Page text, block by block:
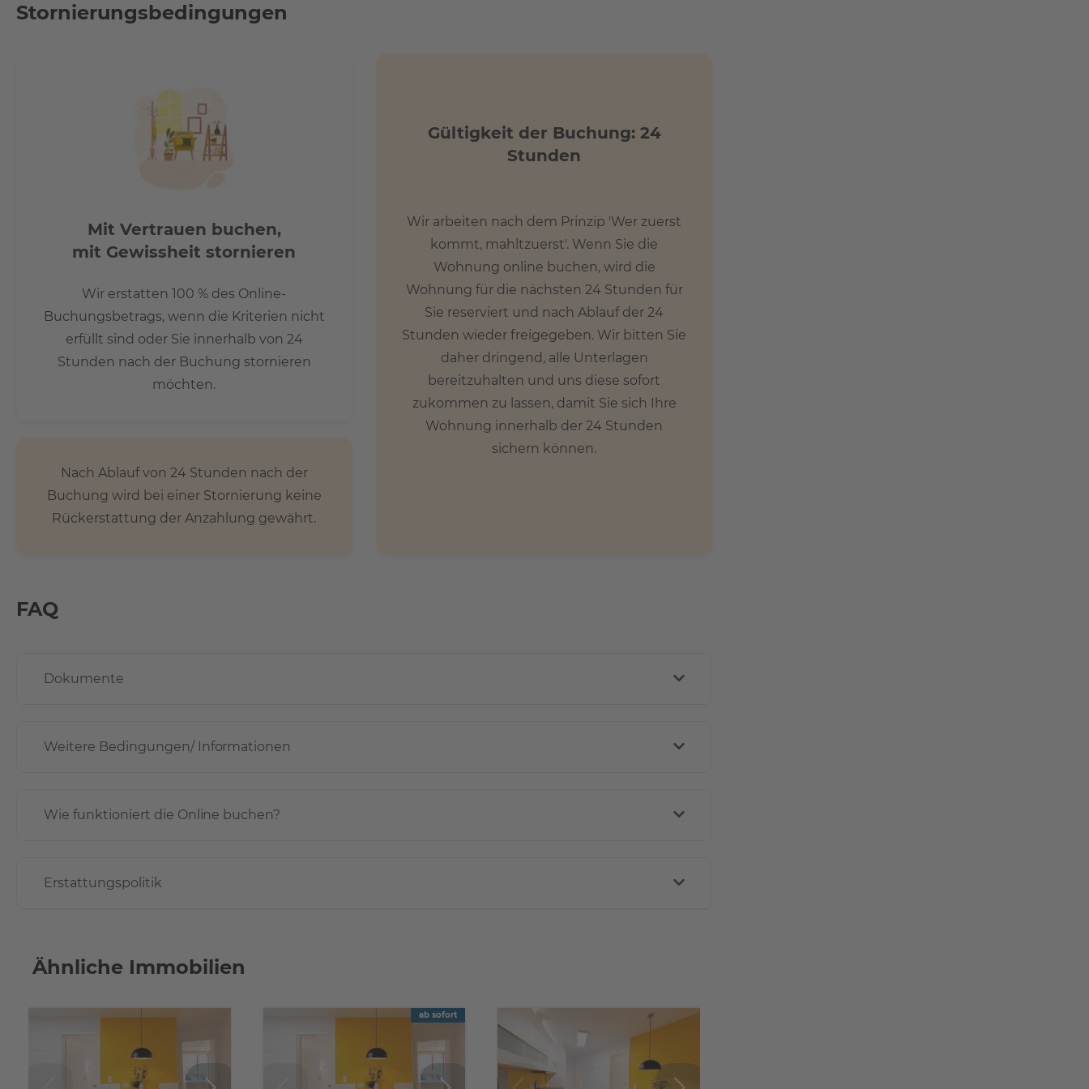
Entfernung. Auch der Müggelsee als einer der beliebtesten Badeseen Berlins ist mit dem Auto in zehn Minuten
- S-Bahnhof Köpenick in 1,2 km Entfernung
- Berlin-Hbf ca. 30 Min. Fahrzeit
- Tramhaltestelle in 5 Gehminuten
- A100 ca. 13 km / 17 Autominuten
Um einen Besichtigungstermin zu vereinbaren, füllen Sie bitte das untenstehende Kontaktformular aus oder rufen
Sie uns an unter +49 30346559530.
Stornierungsbedingungen
Mit Vertrauen buchen,
mit Gewissheit stornieren
Wir erstatten 100 % des Online-
Buchungsbetrags, wenn die Kriterien nicht
erfüllt sind oder Sie innerhalb von 24
Stunden nach der Buchung stornieren
möchten.
Nach Ablauf von 24 Stunden nach der
Buchung wird bei einer Stornierung keine
Rückerstattung der Anzahlung gewährt.
Gültigkeit der Buchung: 24
Stunden
Wir arbeiten nach dem Prinzip 'Wer zuerst
kommt, mahltzuerst'. Wenn Sie die
Wohnung online buchen, wird die
Wohnung für die nächsten 24 Stunden für
Sie reserviert und nach Ablauf der 24
Stunden wieder freigegeben. Wir bitten Sie
daher dringend, alle Unterlagen
bereitzuhalten und uns diese sofort
zukommen zu lassen, damit Sie sich Ihre
Wohnung innerhalb der 24 Stunden
sichern können.
FAQ
Dokumente
Weitere Bedingungen/ Informationen
Wie funktioniert die Online buchen?
Erstattungspolitik
Ähnliche Immobilien
ab sofort